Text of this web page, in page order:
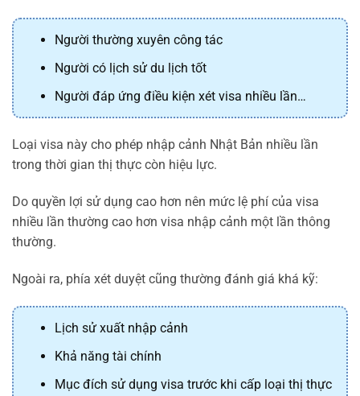
Người thường xuyên công tác
Người có lịch sử du lịch tốt
Người đáp ứng điều kiện xét visa nhiều lần…
Loại visa này cho phép nhập cảnh Nhật Bản nhiều lần
trong thời gian thị thực còn hiệu lực.
Do quyền lợi sử dụng cao hơn nên mức lệ phí của visa
nhiều lần thường cao hơn visa nhập cảnh một lần thông
thường.
Ngoài ra, phía xét duyệt cũng thường đánh giá khá kỹ:
Lịch sử xuất nhập cảnh
Khả năng tài chính
Mục đích sử dụng visa trước khi cấp loại thị thực